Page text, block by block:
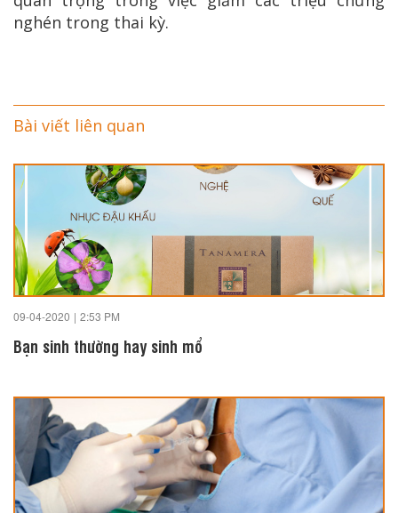
nghén trong thai kỳ.
Bài viết liên quan
09-04-2020 | 2:53 PM
Bạn sinh thường hay sinh mổ